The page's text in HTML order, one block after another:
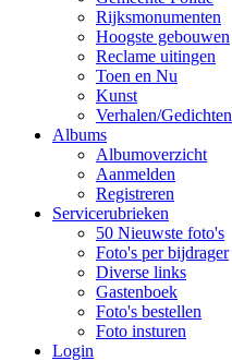
Rijksmonumenten
Hoogste gebouwen
Reclame uitingen
Toen en Nu
Kunst
Verhalen/Gedichten
Albums
Albumoverzicht
Aanmelden
Registreren
Servicerubrieken
50 Nieuwste foto's
Foto's per bijdrager
Diverse links
Gastenboek
Foto's bestellen
Foto insturen
Login